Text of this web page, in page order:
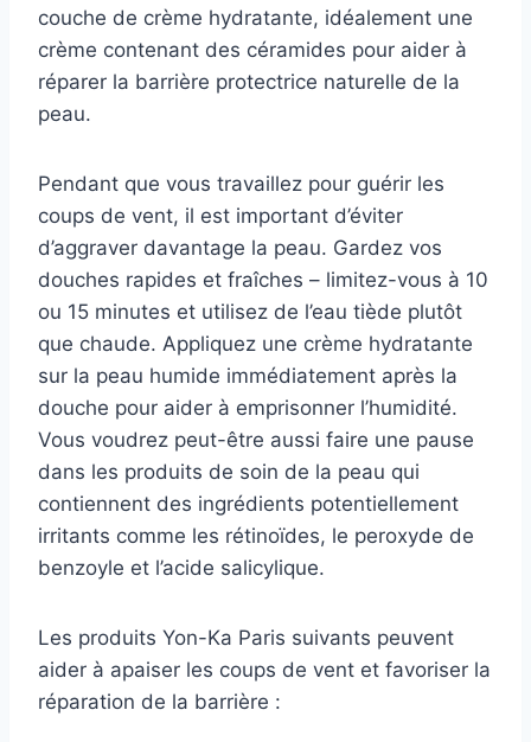
couche de crème hydratante, idéalement une
crème contenant des céramides pour aider à
réparer la barrière protectrice naturelle de la
peau.
Pendant que vous travaillez pour guérir les
coups de vent, il est important d’éviter
d’aggraver davantage la peau. Gardez vos
douches rapides et fraîches – limitez-vous à 10
ou 15 minutes et utilisez de l’eau tiède plutôt
que chaude. Appliquez une crème hydratante
sur la peau humide immédiatement après la
douche pour aider à emprisonner l’humidité.
Vous voudrez peut-être aussi faire une pause
dans les produits de soin de la peau qui
contiennent des ingrédients potentiellement
irritants comme les rétinoïdes, le peroxyde de
benzoyle et l’acide salicylique.
Les produits Yon-Ka Paris suivants peuvent
aider à apaiser les coups de vent et favoriser la
réparation de la barrière :